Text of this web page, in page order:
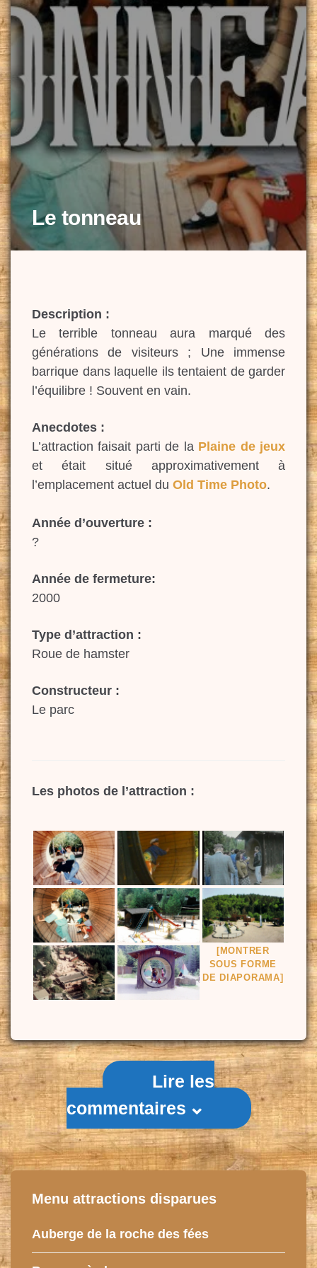
Le tonneau
Description :
Le terrible tonneau aura marqué des
générations de visiteurs ; Une immense
barrique dans laquelle ils tentaient de garder
l’équilibre ! Souvent en vain.
Anecdotes :
L’attraction faisait parti de la Plaine de jeux
et était situé approximativement à
l’emplacement actuel du Old Time Photo.
Année d’ouverture :
?
Année de fermeture:
2000
Type d’attraction :
Roue de hamster
Constructeur :
Le parc
Les photos de l’attraction :
[MONTRER
SOUS FORME
DE DIAPORAMA]
Lire les
commentaires
Menu attractions disparues
Auberge de la roche des fées